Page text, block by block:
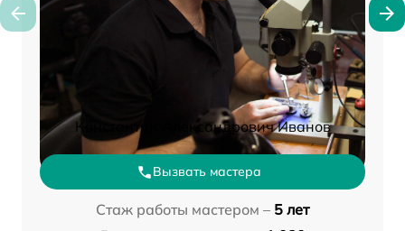
Константин Александрович Иванов
Вызвать мастера
Стаж работы мастером – 5 лет